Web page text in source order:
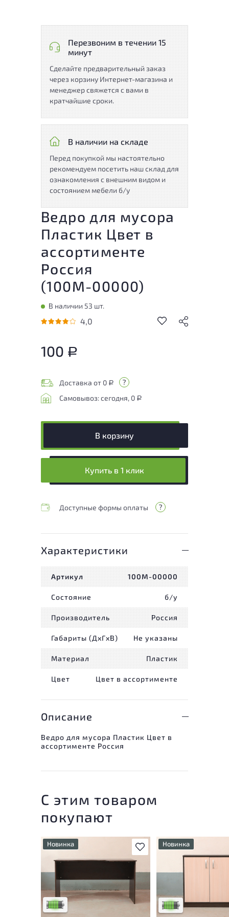
Перезвоним в течении 15
минут
Сделайте предварительный заказ
через корзину Интернет-магазина и
менеджер свяжется с вами в
кратчайшие сроки.
В наличии на складе
Перед покупкой мы настоятельно
рекомендуем посетить наш склад для
ознакомления с внешним видом и
состоянием мебели б/у
Ведро для мусора
Пластик Цвет в
ассортименте
Россия
(100М-00000)
В наличии 53 шт.
4,0
100 Р
Доставка от 0 Р
Самовывоз: сегодня, 0 Р
В корзину
Купить в 1 клик
Доступные формы оплаты
Характеристики
Артикул 100М-00000
Состояние б/у
Производитель Россия
Габариты (ДxГxВ) Не указаны
Материал Пластик
Цвет Цвет в ассортименте
Описание
Ведро для мусора Пластик Цвет в
ассортименте Россия
С этим товаром
покупают
В избранное
Новинка
У товара присутствуют
незначительные следы
эксплуатации, не влияющие
на удобство его
использования
Низкая степень износа
Новинка
У товара
незначительные
эксплуатации, не
на удобство его
Низкая степень